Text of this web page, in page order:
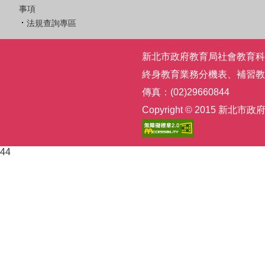
事項
法規查詢專區
新北市政府教育局社會教育
終身教育業務分機表
補習
傳真：(02)29660844
Copyright © 2015 新北市政
44